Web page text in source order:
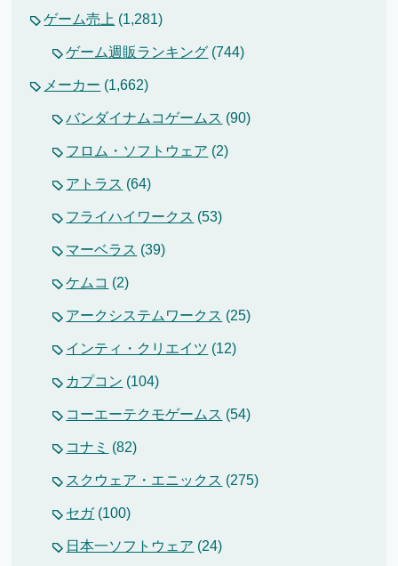
ゲーム売上 (1,281)
ゲーム週販ランキング (744)
メーカー (1,662)
バンダイナムコゲームス (90)
フロム・ソフトウェア (2)
アトラス (64)
フライハイワークス (53)
マーベラス (39)
ケムコ (2)
アークシステムワークス (25)
インティ・クリエイツ (12)
カプコン (104)
コーエーテクモゲームス (54)
コナミ (82)
スクウェア・エニックス (275)
セガ(100)
日本一ソフトウェア (24)